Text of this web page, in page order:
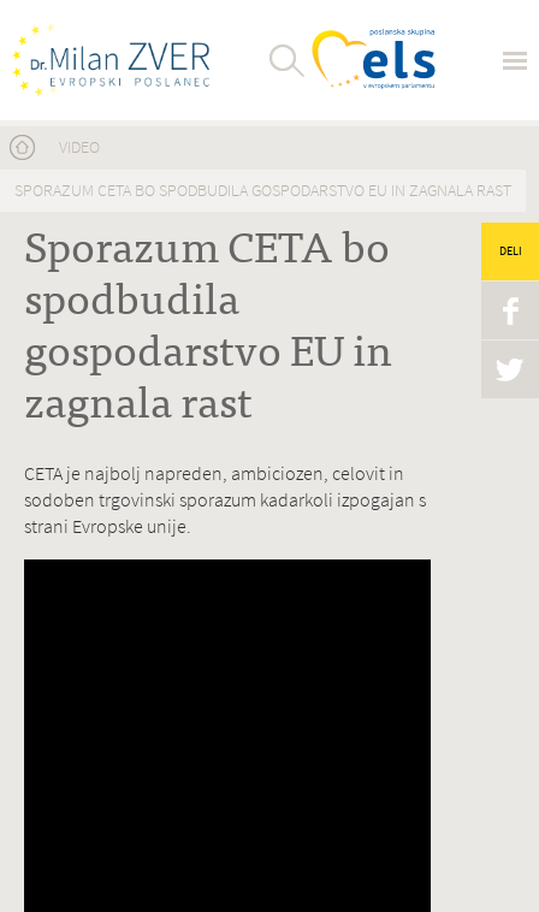
Nahajate se tukaj
VIDEO
SPORAZUM CETA BO SPODBUDILA GOSPODARSTVO EU IN ZAGNALA RAST
Sporazum CETA bo
spodbudila
gospodarstvo EU in
zagnala rast
DELI
CETA je najbolj napreden, ambiciozen, celovit in
sodoben trgovinski sporazum kadarkoli izpogajan s
strani Evropske unije.